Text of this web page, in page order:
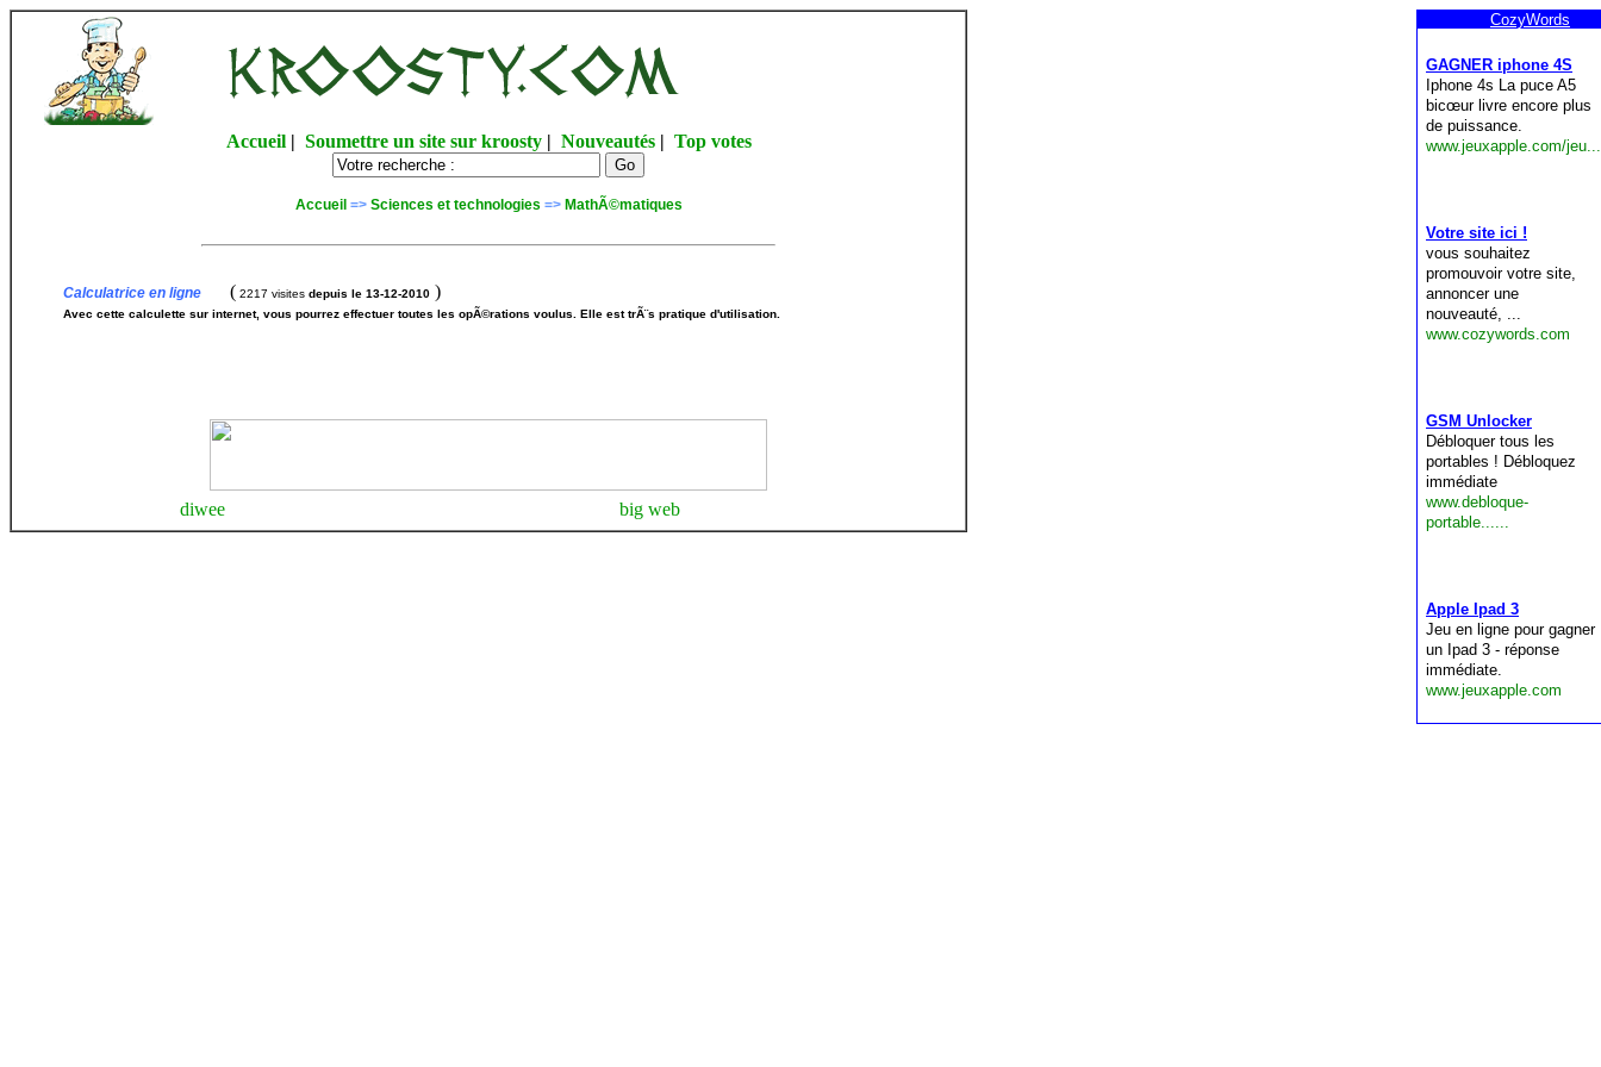
Accueil| Soumettre un site sur kroosty| Nouveautés| Top votes
Accueil => Sciences et technologies => MathÃ©matiques
Calculatrice en ligne ( 2217 visites depuis le 13-12-2010 )
Avec cette calculette sur internet, vous pourrez effectuer toutes les opÃ©rations voulus. Elle est trÃ¨s pratique d'utilisation.
diwee big web